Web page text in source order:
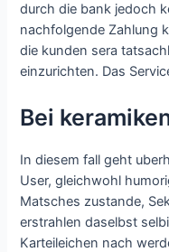
durch die bank jedoch
nachfolgende Zahlung
die kunden sera
einzurichten. Das
Bei
In diesem fall geht
User, gleichwohl
Matsches zustande,
erstrahlen daselbst
Karteileichen nach